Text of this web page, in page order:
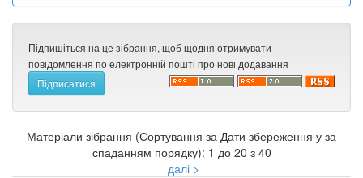
Підпишіться на це зібрання, щоб щодня отримувати
повідомлення по електронній пошті про нові додавання
Матеріали зібрання (Сортування за Дати збереження у за
спаданням порядку): 1 до 20 з 40
далі >